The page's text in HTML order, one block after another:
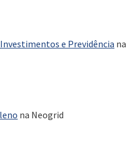
e Previdência na
na Neogrid